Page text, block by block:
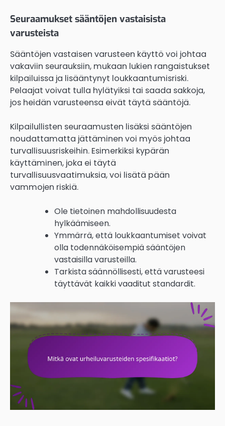
Seuraamukset sääntöjen vastaisista
varusteista
Sääntöjen vastaisen varusteen käyttö voi johtaa
vakaviin seurauksiin, mukaan lukien rangaistukset
kilpailuissa ja lisääntynyt loukkaantumisriski.
Pelaajat voivat tulla hylätyiksi tai saada sakkoja,
jos heidän varusteensa eivät täytä sääntöjä.
Kilpailullisten seuraamusten lisäksi sääntöjen
noudattamatta jättäminen voi myös johtaa
turvallisuusriskeihin. Esimerkiksi kypärän
käyttäminen, joka ei täytä
turvallisuusvaatimuksia, voi lisätä pään
vammojen riskiä.
Ole tietoinen mahdollisuudesta
hylkäämiseen.
Ymmärrä, että loukkaantumiset voivat
olla todennäköisempiä sääntöjen
vastaisilla varusteilla.
Tarkista säännöllisesti, että varusteesi
täyttävät kaikki vaaditut standardit.